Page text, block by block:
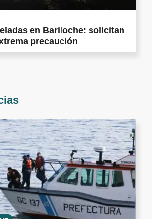
en Bariloche: solicitan
precaución